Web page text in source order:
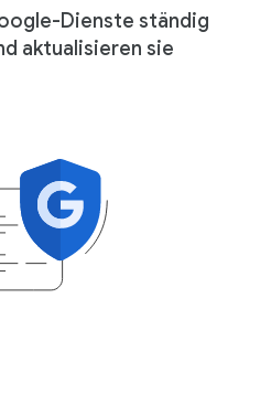
Dienste ständig
aktualisieren sie